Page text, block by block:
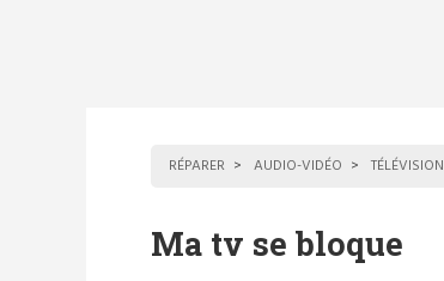
RÉPARER AUDIO-VIDÉO TÉLÉVISION
Ma tv se bloque